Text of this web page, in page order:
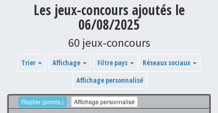
Les jeux-concours ajoutés le
06/08/2025
60 jeux-concours
Trier Affichage Filtre pays
Réseaux sociaux
Affichage personnalisé
Replier (provis.) Affichage personnalisé